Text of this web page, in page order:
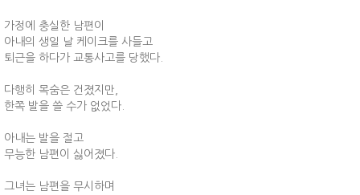
가정에 충실한 남편이
아내의 생일 날 케이크를 사들고
퇴근을 하다가 교통사고를 당했다.
다행히 목숨은 건졌지만,
한쪽 발을 쓸 수가 없었다.
아내는 발을 절고
무능한 남편이 싫어졌다.
그녀는 남편을 무시하며